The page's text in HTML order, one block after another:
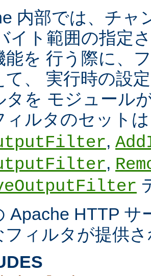
内部では、チャ
イト範囲の指定
能を 行う際に、
て、 実行時の設
タを モジュール
ィルタのセット
,
,
Apache HTTP サ
フィルタが提供